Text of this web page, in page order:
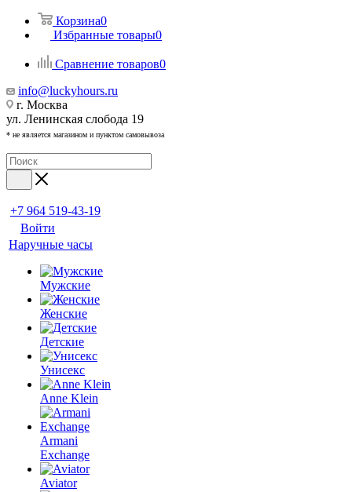
Корзина0
Избранные товары0
Сравнение товаров0
info@luckyhours.ru
г. Москва
ул. Ленинская слобода 19
* не является магазином и пунктом самовывоза
+7 964 519-43-19
Войти
Наручные часы
Мужские
Женские
Детские
Унисекс
Anne Klein
Armani
Exchange
Aviator